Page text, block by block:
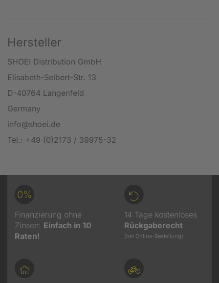
Hersteller
SHOEI Distribution GmbH
Elisabeth-Selbert-Str. 13
D-40764 Langenfeld
Germany
info@shoei.de
Tel.: +49 (0)2173 / 39975-32
0%
Finanzierung ohne
Zinsen: Einfach in 10
Raten!
14 Tage kostenloses
Rückgaberecht
(bei Online-Bestellung)